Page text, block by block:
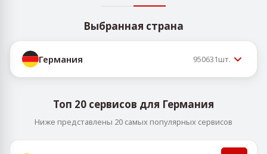
Выбранная страна
Германия 950631шт.
Топ 20 сервисов для Германия
Ниже представлены 20 самых популярных сервисов